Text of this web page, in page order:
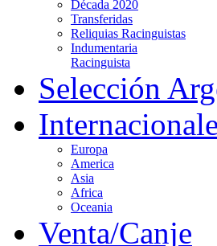
Década 2020
Transferidas
Reliquias Racinguistas
Indumentaria
Racinguista
Selección
Europa
America
Asia
Africa
Oceania
Venta/Canje